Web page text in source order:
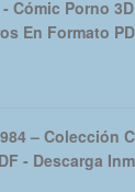
- Cómic Porno
En Formato
– Colección
- Descarga